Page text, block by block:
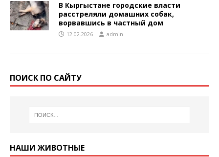
В Кыргыстане городские власти
расстреляли домашних собак,
ворвавшись в частный дом
12.02.2026 admin
ПОИСК ПО САЙТУ
НАШИ ЖИВОТНЫЕ